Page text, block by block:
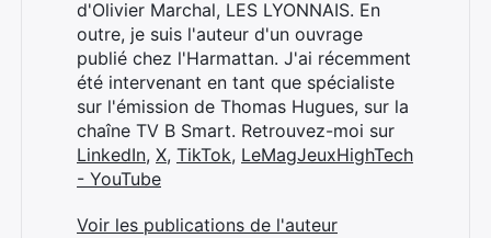
d'Olivier Marchal, LES LYONNAIS. En
outre, je suis l'auteur d'un ouvrage
publié chez l'Harmattan. J'ai récemment
été intervenant en tant que spécialiste
sur l'émission de Thomas Hugues, sur la
chaîne TV B Smart. Retrouvez-moi sur
LinkedIn, X, TikTok, LeMagJeuxHighTech
- YouTube
Voir les publications de l'auteur